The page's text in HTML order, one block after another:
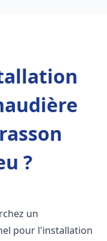
?
un
pour l'installation